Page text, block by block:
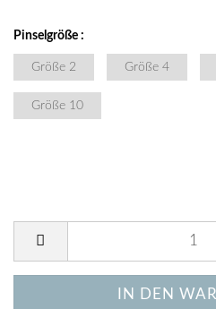
Pinselgröße :
Größe 2 Größe 4
Größe 10